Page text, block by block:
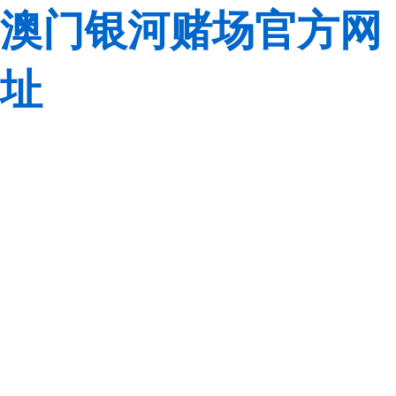
澳门银河赌场官方网
址